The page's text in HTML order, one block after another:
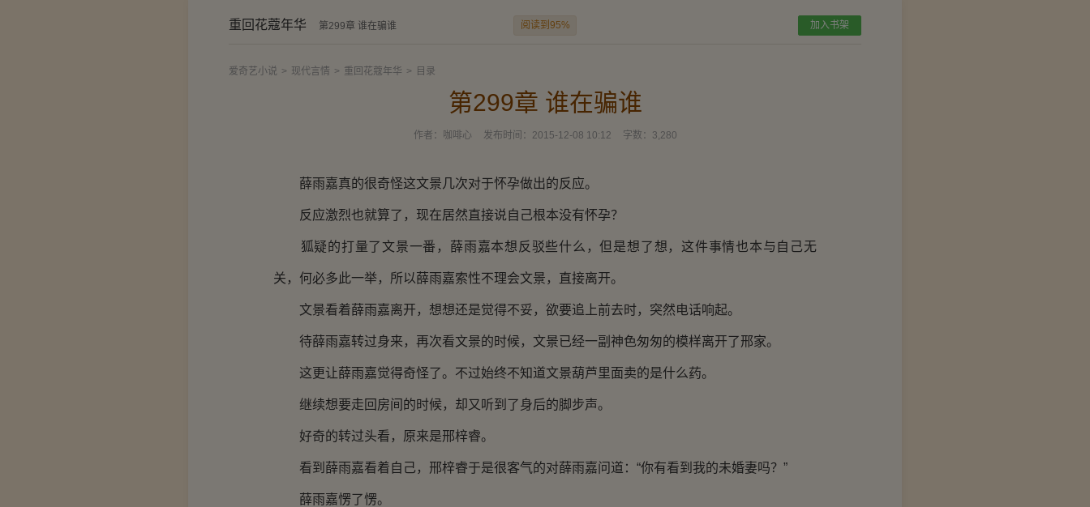
重回花蔻年华 第299章 谁在骗谁 阅读到95% 加入书架
爱奇艺小说 > 现代言情 > 重回花蔻年华 > 目录
第299章 谁在骗谁
作者： 咖啡心 发布时间： 2015-12-08 10:12 字数： 3,280
薛雨嘉真的很奇怪这文景几次对于怀孕做出的反应。
反应激烈也就算了，现在居然直接说自己根本没有怀孕？
狐疑的打量了文景一番，薛雨嘉本想反驳些什么，但是想了想，这件事情也本与自己无
关，何必多此一举，所以薛雨嘉索性不理会文景，直接离开。
文景看着薛雨嘉离开，想想还是觉得不妥，欲要追上前去时，突然电话响起。
待薛雨嘉转过身来，再次看文景的时候，文景已经一副神色匆匆的模样离开了邢家。
这更让薛雨嘉觉得奇怪了。不过始终不知道文景葫芦里面卖的是什么药。
继续想要走回房间的时候，却又听到了身后的脚步声。
好奇的转过头看，原来是邢梓睿。
看到薛雨嘉看着自己，邢梓睿于是很客气的对薛雨嘉问道：“你有看到我的未婚妻吗？”
薛雨嘉愣了愣。